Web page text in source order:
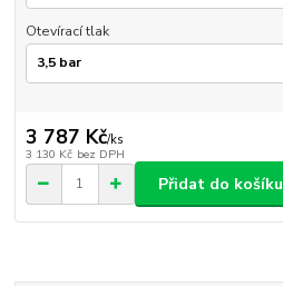
Otevírací tlak
3 787 Kč/ks
3 130 Kč bez DPH
Přidat do košíku